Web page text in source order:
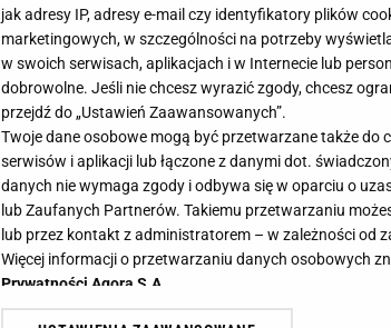
jak adresy IP, adresy e-mail czy identyfikatory plików
marketingowych, w szczególności na potrzeby
w swoich serwisach, aplikacjach i w Internecie lub
dobrowolne. Jeśli nie chcesz wyrazić zgody, chcesz
przejdź do „Ustawień Zaawansowanych”.
Twoje dane osobowe mogą być przetwarzane także
serwisów i aplikacji lub łączone z danymi dot.
danych nie wymaga zgody i odbywa się w oparciu o
lub Zaufanych Partnerów. Takiemu przetwarzaniu
lub przez kontakt z administratorem – w zależności od
Więcej informacji o przetwarzaniu danych osobowych
Prywatności Agora S.A.